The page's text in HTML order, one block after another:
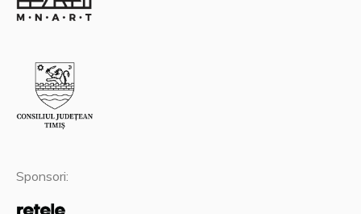
Sponsori: